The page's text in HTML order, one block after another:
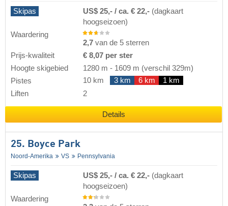
Skipas US$ 25,- / ca. € 22,- (dagkaart
hoogseizoen)
Waardering
2,7 van de 5 sterren
Prijs-kwaliteit
€ 8,07 per ster
Hoogte skigebied
1280 m - 1609 m (verschil 329m)
Pistes
10 km 3 km 6 km
1 km
Liften
2
Details
25. Boyce Park
Noord-Amerika VS Pennsylvania
Skipas US$ 25,- / ca. € 22,- (dagkaart
hoogseizoen)
Waardering